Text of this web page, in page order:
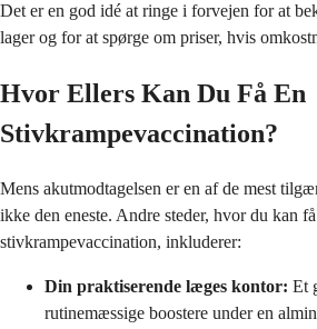
Det er en god idé at ringe i forvejen for at
lager og for at spørge om priser, hvis
Hvor Ellers Kan Du Få En
Stivkrampevaccination?
Mens akutmodtagelsen er en af de mest
ikke den eneste. Andre steder, hvor du kan
stivkrampevaccination, inkluderer:
Din praktiserende læges kontor: Et
rutinemæssige boostere under en